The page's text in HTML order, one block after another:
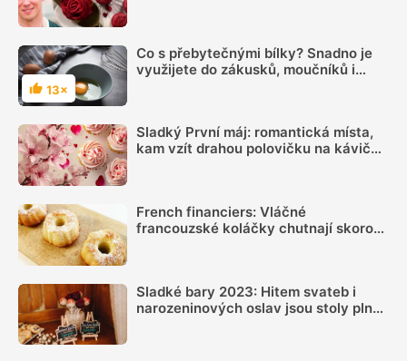
Hodnocení
13×
Co s přebytečnými bílky? Snadno je
využijete do zákusků, moučníků i
Sladký První máj: romantická místa,
kam vzít drahou polovičku na kávičku
French financiers: Vláčné
francouzské koláčky chutnají skoro
Sladké bary 2023: Hitem svateb i
narozeninových oslav jsou stoly plné